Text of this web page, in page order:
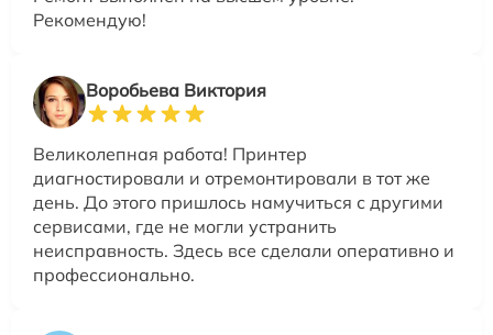
Рекомендую!
Воробьева Виктория
Великолепная работа! Принтер
диагностировали и отремонтировали в тот же
день. До этого пришлось намучиться с другими
сервисами, где не могли устранить
неисправность. Здесь все сделали оперативно и
профессионально.